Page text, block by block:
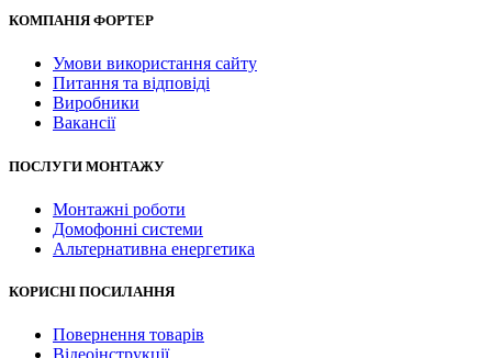
КОМПАНІЯ ФОРТЕР
Умови використання сайту
Питання та відповіді
Виробники
Вакансії
ПОСЛУГИ МОНТАЖУ
Монтажні роботи
Домофонні системи
Альтернативна енергетика
КОРИСНІ ПОСИЛАННЯ
Повернення товарів
Відеоінструкції